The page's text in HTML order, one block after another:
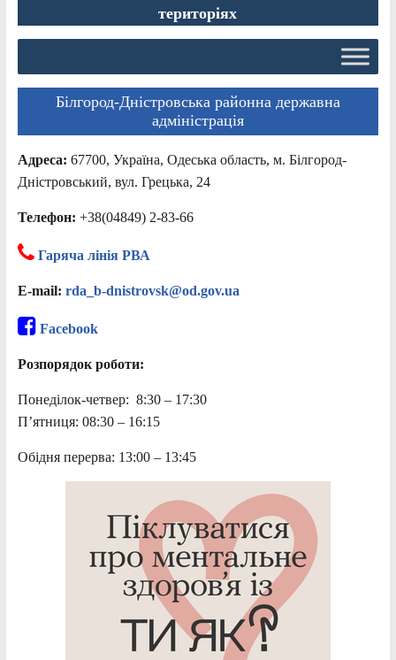
територіях
Білгород-Дністровська районна державна
адміністрація
Адреса: 67700, Україна, Одеська область, м. Білгород-
Дністровський, вул. Грецька, 24
Телефон: +38(04849) 2-83-66
Гаряча лінія РВА
E-mail: rda_b-dnistrovsk@od.gov.ua
Facebook
Розпорядок роботи:
Понеділок-четвер: 8:30 – 17:30
П’ятниця: 08:30 – 16:15
Обідня перерва: 13:00 – 13:45